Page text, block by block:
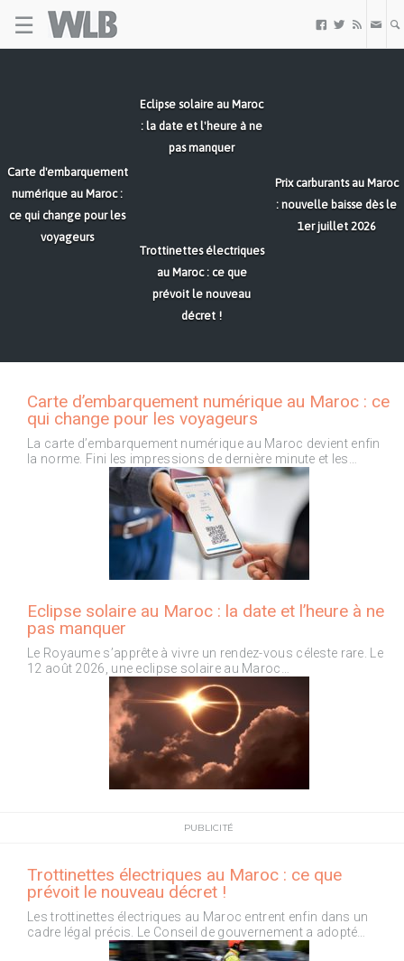
☰   
Carte d'embarquement
numérique au Maroc :
ce qui change pour les
voyageurs
Eclipse solaire au Maroc
: la date et l'heure à ne
pas manquer
Trottinettes électriques
au Maroc : ce que
prévoit le nouveau
décret !
Prix carburants au Maroc
: nouvelle baisse dès le
1er juillet 2026
Carte d’embarquement numérique au Maroc : ce
qui change pour les voyageurs
La carte d’embarquement numérique au Maroc devient enfin
la norme. Fini les impressions de dernière minute et les…
Eclipse solaire au Maroc : la date et l’heure à ne
pas manquer
Le Royaume s’apprête à vivre un rendez-vous céleste rare. Le
12 août 2026, une eclipse solaire au Maroc…
PUBLICITÉ
Trottinettes électriques au Maroc : ce que
prévoit le nouveau décret !
Les trottinettes électriques au Maroc entrent enfin dans un
cadre légal précis. Le Conseil de gouvernement a adopté…